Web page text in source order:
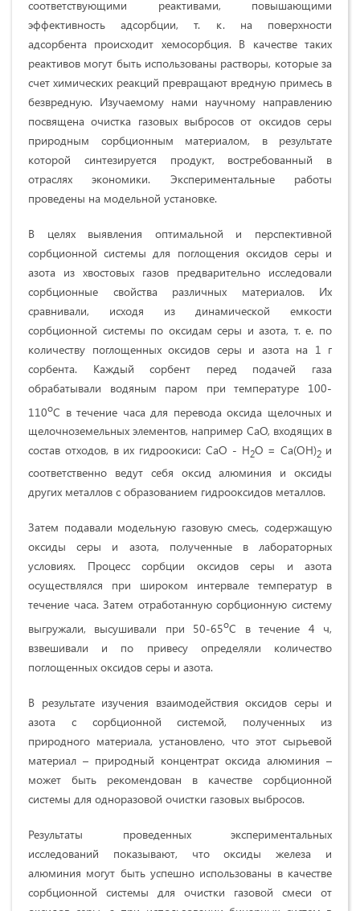
соответствующими реактивами, повышающими
эффективность адсорбции, т. к. на поверхности
адсорбента происходит хемосорбция. В качестве таких
реактивов могут быть использованы растворы, которые за
счет химических реакций превращают вредную примесь в
безвредную. Изучаемому нами научному направлению
посвящена очистка газовых выбросов от оксидов серы
природным сорбционным материалом, в результате
которой синтезируется продукт, востребованный в
отраслях экономики. Экспериментальные работы
проведены на модельной установке.
В целях выявления оптимальной и перспективной
сорбционной системы для поглощения оксидов серы и
азота из хвостовых газов предварительно исследовали
сорбционные свойства различных материалов. Их
сравнивали, исходя из динамической емкости
сорбционной системы по оксидам серы и азота, т. е. по
количеству поглощенных оксидов серы и азота на 1 г
сорбента. Каждый сорбент перед подачей газа
обрабатывали водяным паром при температуре 100-
110оС в течение часа для перевода оксида щелочных и
щелочноземельных элементов, например СаО, входящих в
состав отходов, в их гидроокиси: СаО - Н2О = Са(ОН)2 и
соответственно ведут себя оксид алюминия и оксиды
других металлов с образованием гидрооксидов металлов.
Затем подавали модельную газовую смесь, содержащую
оксиды серы и азота, полученные в лабораторных
условиях. Процесс сорбции оксидов серы и азота
осуществлялся при широком интервале температур в
течение часа. Затем отработанную сорбционную систему
выгружали, высушивали при
50-65оС в течение 4 ч,
взвешивали и по привесу определяли количество
поглощенных оксидов серы и азота.
В результате изучения взаимодействия оксидов серы и
азота с сорбционной системой, полученных из
природного материала, установлено, что этот сырьевой
материал – природный концентрат оксида алюминия –
может быть рекомендован в качестве сорбционной
системы для одноразовой очистки газовых выбросов.
Результаты проведенных экспериментальных
исследований показывают, что оксиды железа и
алюминия могут быть успешно использованы в качестве
сорбционной системы для очистки газовой смеси от